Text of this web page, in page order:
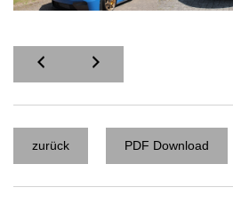
zurück PDF Download